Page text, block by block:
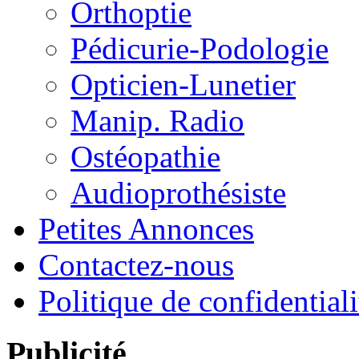
Orthoptie
Pédicurie-Podologie
Opticien-Lunetier
Manip. Radio
Ostéopathie
Audioprothésiste
Petites Annonces
Contactez-nous
Politique de